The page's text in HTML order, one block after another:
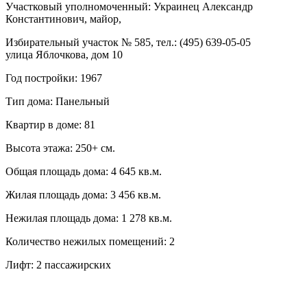
Участковый уполномоченный: Украинец Александр
Константинович, майор,
Избирательный участок № 585, тел.: (495) 639-05-05
улица Яблочкова, дом 10
Год постройки: 1967
Тип дома: Панельный
Квартир в доме: 81
Высота этажа: 250+ см.
Общая площадь дома: 4 645 кв.м.
Жилая площадь дома: 3 456 кв.м.
Нежилая площадь дома: 1 278 кв.м.
Количество нежилых помещений: 2
Лифт: 2 пассажирских